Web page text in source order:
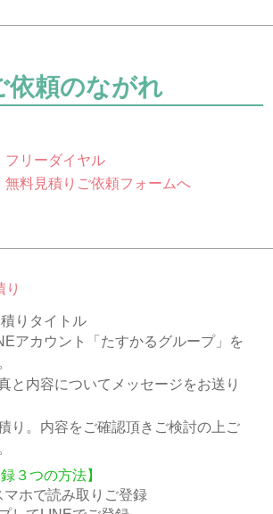
依頼のながれ
アカウント「たすかるグループ」を
と内容についてメッセージをお送り
り。内容をご確認頂きご検討の上ご
３つの方法】
マホで読み取りご登録